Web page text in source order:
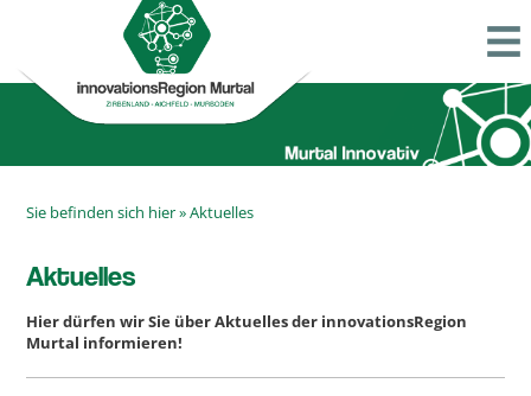
Sie befinden sich hier »Aktuelles
Aktuelles
Hier dürfen wir Sie über Aktuelles der innovationsRegion
Murtal informieren!